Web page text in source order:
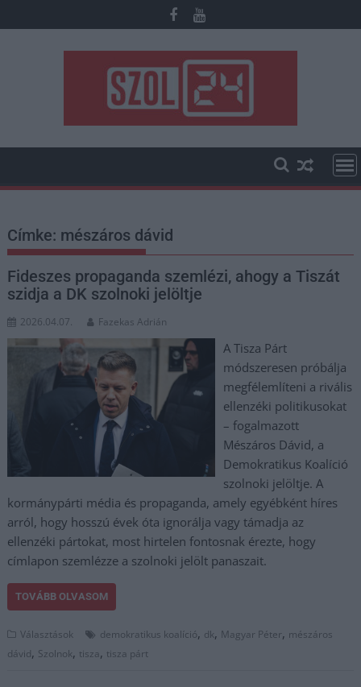
to
Címke: mészáros dávid
Fideszes propaganda szemlézi, ahogy a Tiszát
szidja a DK szolnoki jelöltje
2026.04.07. Fazekas Adrián
A Tisza Párt
módszeresen próbálja
megfélemlíteni a rivális
ellenzéki politikusokat
– fogalmazott
Mészáros Dávid, a
Demokratikus Koalíció
szolnoki jelöltje. A
kormánypárti média és propaganda, amely egyébként híres
arról, hogy hosszú évek óta ignorálja vagy támadja az
ellenzéki pártokat, most hirtelen fontosnak érezte, hogy
címlapon szemlézze a szolnoki jelölt panaszait.
TOVÁBB OLVASOM
Választások demokratikus koalíció, dk, Magyar Péter, mészáros
dávid, Szolnok, tisza, tisza párt